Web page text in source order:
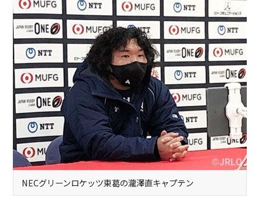
NECグリーンロケッツ東葛の瀧澤直キャプテン